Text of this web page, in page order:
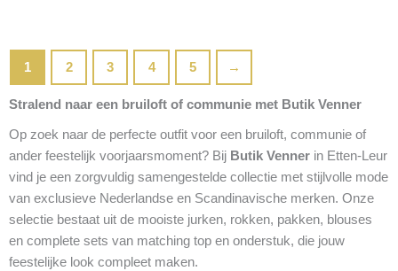
1 2 3 4 5 →
Stralend naar een bruiloft of communie met Butik Venner
Op zoek naar de perfecte outfit voor een bruiloft, communie of
ander feestelijk voorjaarsmoment? Bij Butik Venner in Etten-Leur
vind je een zorgvuldig samengestelde collectie met stijlvolle mode
van exclusieve Nederlandse en Scandinavische merken. Onze
selectie bestaat uit de mooiste jurken, rokken, pakken, blouses
en complete sets van matching top en onderstuk, die jouw
feestelijke look compleet maken.